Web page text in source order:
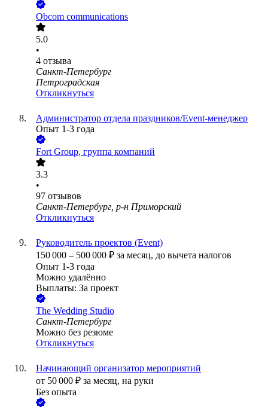
Obcom communications
5.0
•
4 отзыва
Санкт-Петербург
Петроградская
Откликнуться
Администратор отдела праздников/Event-менеджер
Опыт 1-3 года
Fort Group, группа компаний
3.3
•
97 отзывов
Санкт-Петербург, р-н Приморский
Откликнуться
Руководитель проектов (Event)
150 000 – 500 000 ₽ за месяц, до вычета налогов
Опыт 1-3 года
Можно удалённо
Выплаты: За проект
The Wedding Studio
Санкт-Петербург
Можно без резюме
Откликнуться
Начинающий организатор мероприятий
от 50 000 ₽ за месяц, на руки
Без опыта